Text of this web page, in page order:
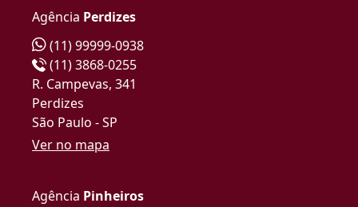
Agência Perdizes
(11) 99999-0938
(11) 3868-0255
R. Campevas, 341
Perdizes
São Paulo - SP
Ver no mapa
Agência Pinheiros